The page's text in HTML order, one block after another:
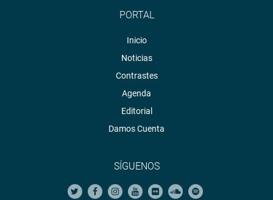
PORTAL
Inicio
Noticias
Contrastes
Agenda
Editorial
Damos Cuenta
SÍGUENOS